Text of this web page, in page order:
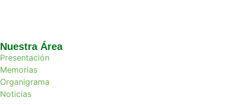
Nuestra Área
Presentación
Memorias
Organigrama
Noticias